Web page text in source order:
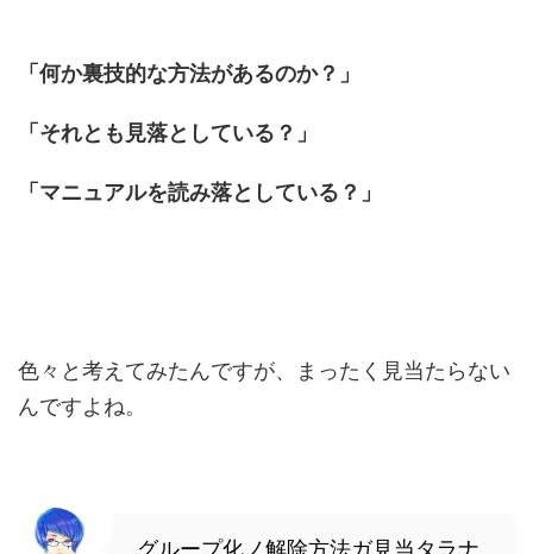
「何か裏技的な方法があるのか？」
「それとも見落としている？」
「マニュアルを読み落としている？」
色々と考えてみたんですが、まったく見当たらない
んですよね。
グループ化ノ解除方法ガ見当タラナ